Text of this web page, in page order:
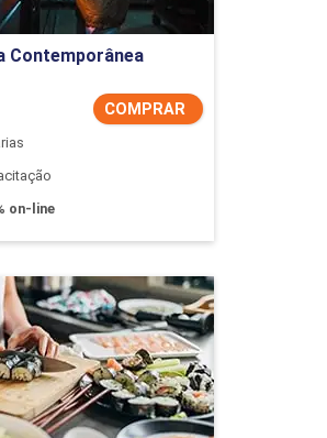
Contemporânea
COMPRAR
on-line
Cozinha da Ásia
Detalhes do curso
Comprar Agora